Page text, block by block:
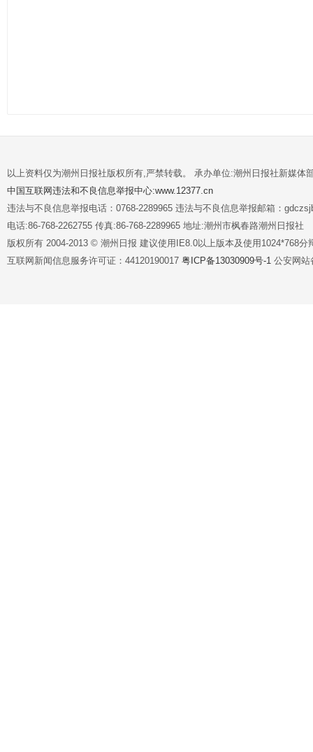
以上资料仅为潮州日报社版权所有,严禁转载。 承办单位:潮州日报社新媒体
中国互联网违法和不良信息举报中心:www.12377.cn
违法与不良信息举报电话：0768-2289965 违法与不良信息举报邮箱：
电话:86-768-2262755 传真:86-768-2289965 地址:潮州市枫春路潮州日报社
版权所有 2004-2013 © 潮州日报 建议使用IE8.0以上版本及使用1024*768分
互联网新闻信息服务许可证：44120190017 粤ICP备13030909号-1 公安网站